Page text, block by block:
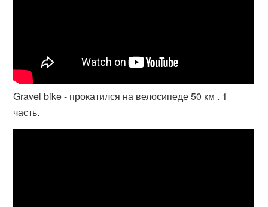
Gravel bike - прокатился на велосипеде 50 км . 1
часть.